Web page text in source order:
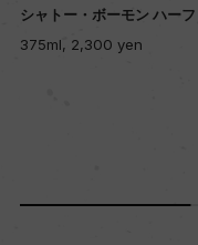
シャトー・ボーモン ハーフ
375ml, 2,300 yen